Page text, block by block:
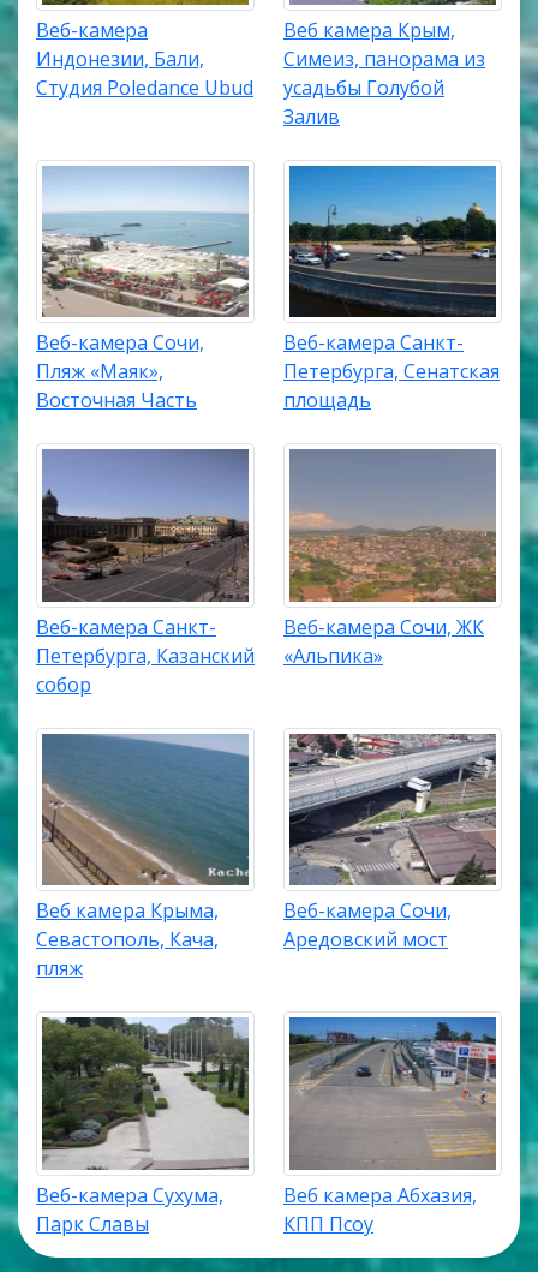
Веб-камера
Индонезии, Бали,
Студия Poledance Ubud
Веб камера Крым,
Симеиз, панорама из
усадьбы Голубой
Залив
Веб-камера Сочи,
Пляж «Маяк»,
Восточная Часть
Веб-камера Санкт-
Петербурга, Сенатская
площадь
Веб-камера Санкт-
Петербурга, Казанский
собор
Веб-камера Сочи, ЖК
«Альпика»
Веб камера Крыма,
Севастополь, Кача,
пляж
Веб-камера Сочи,
Аредовский мост
Веб-камера Сухума,
Парк Славы
Веб камера Абхазия,
КПП Псоу